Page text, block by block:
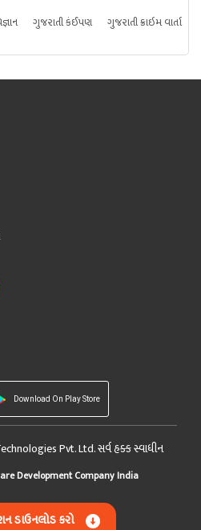
ગુજરાતી કંઈપણ ગુજરાતી ક્રાઇમ વાર્તા
Download On Play Store
Pvt. Ltd. સર્વ હક્ક સ્વાધીન
Development Company India
ડાઉનલોડ કરો